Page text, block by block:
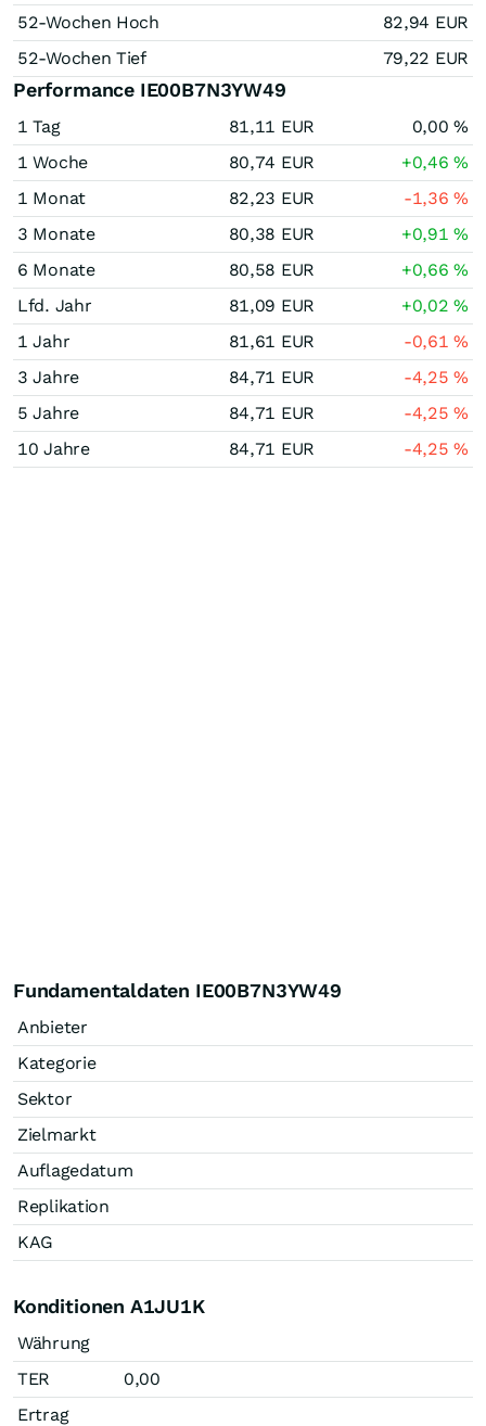
52-Wochen Hoch 82,94 EUR
52-Wochen Tief
79,22 EUR
Performance IE00B7N3YW49
1 Tag 81,11 EUR 0,00%
1 Woche
80,74 EUR +0,46%
1 Monat
82,23 EUR -1,36%
3 Monate
80,38 EUR +0,91%
6 Monate
80,58 EUR +0,66%
Lfd. Jahr
81,09 EUR +0,02%
1 Jahr
81,61 EUR -0,61%
3 Jahre
84,71 EUR -4,25%
5 Jahre
84,71 EUR -4,25%
10 Jahre
84,71 EUR -4,25%
Fundamentaldaten IE00B7N3YW49
Anbieter
Kategorie
Sektor
Zielmarkt
Auflagedatum
Replikation
KAG
Konditionen A1JU1K
Währung
TER
0,00
Ertrag